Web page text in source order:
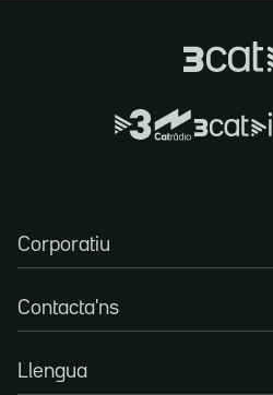
Corporatiu
Contacta'ns
Llengua